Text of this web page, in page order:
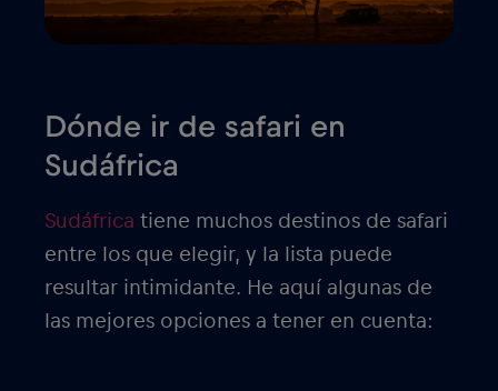
Dónde ir de safari en
Sudáfrica
Sudáfrica tiene muchos destinos de safari
entre los que elegir, y la lista puede
resultar intimidante. He aquí algunas de
las mejores opciones a tener en cuenta: